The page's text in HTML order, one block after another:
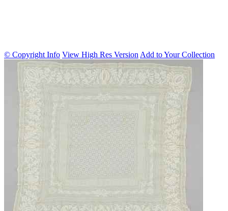
© Copyright Info View High Res Version Add to Your Collection